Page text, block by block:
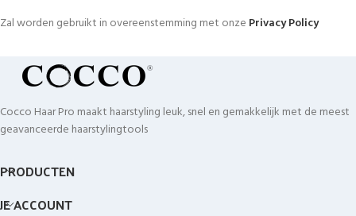
Zal worden gebruikt in overeenstemming met onze Privacy Policy
Cocco Haar Pro maakt haarstyling leuk, snel en gemakkelijk met de meest
geavanceerde haarstylingtools
PRODUCTEN
JE ACCOUNT